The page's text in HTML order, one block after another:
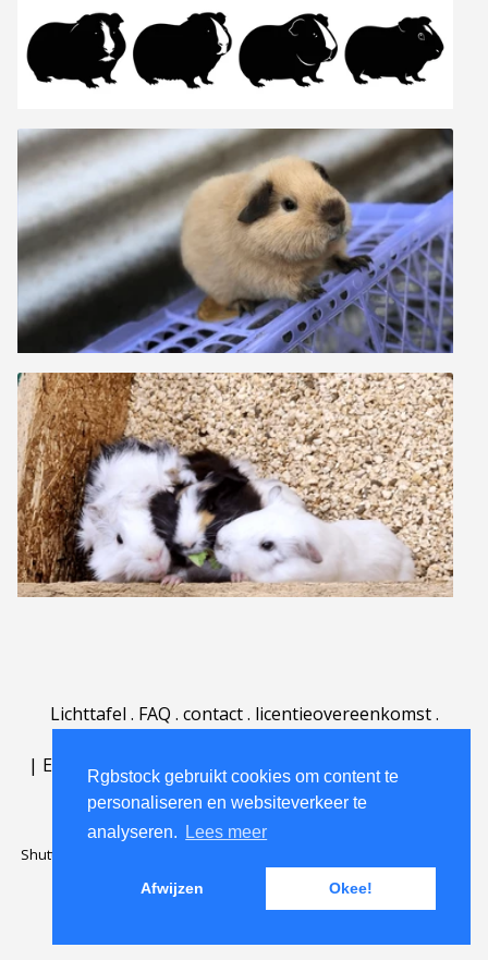
Rgbstock gebruikt cookies om content te
personaliseren en websiteverkeer te
analyseren.
Lees meer
Afwijzen Okee!
Lichttafel . FAQ . contact. licentieovereenkomst.
| English | Deutsch Español | Português
Nederlands|
Shutterstock official partner of Rgbstock
Rgbstock